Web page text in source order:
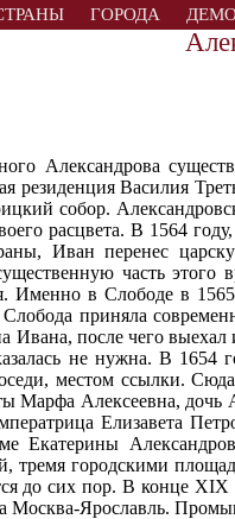
ГОРОДА
Александрова
резиденция Василия
собор.
расцвета. В 1564
Иван перенес
часть
Именно в Слободе в
Слобода приняла
Ивана, после чего
не нужна. В 1654
местом ссылки.
Марфа Алексеевна, дочь
Елизавета
Екатерины
тремя городскими
до сих пор. В конце
Москва-Ярославль.